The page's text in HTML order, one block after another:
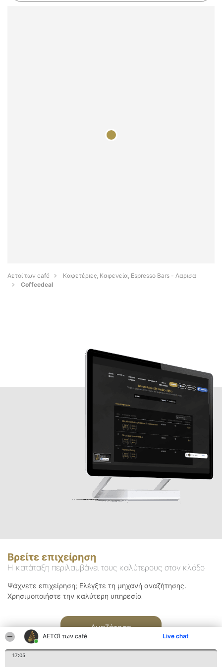
ΑΕΤΟΊ των café Live chat
17:05
Αετοί των café
Καφετέριες, Καφενεία, Espresso Bars - Λαρισα
Coffeedeal
Βρείτε επιχείρηση
Η κατάταξη περιλαμβάνει τους καλύτερους στον κλάδο
Ψάχνετε επιχείρηση; Ελέγξτε τη μηχανή αναζήτησης.
Χρησιμοποιήστε την καλύτερη υπηρεσία
Αναζήτηση